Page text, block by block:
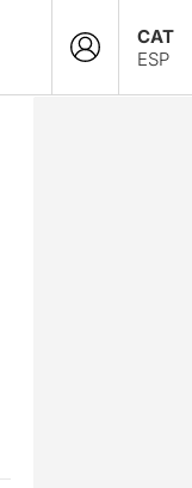
CAT
ESP